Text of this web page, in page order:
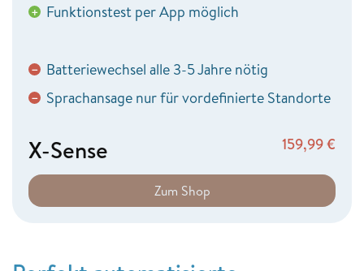
+ Funktionstest per App möglich
− Batteriewechsel alle 3-5 Jahre nötig
− Sprachansage nur für vordefinierte Standorte
X-Sense 159,99€
Zum Shop